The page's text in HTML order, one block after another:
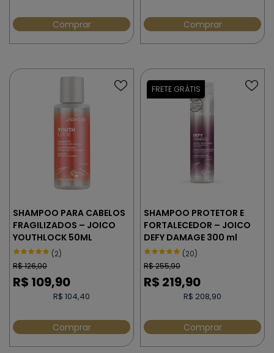
Comprar Comprar
SHAMPOO PARA CABELOS
FRAGILIZADOS – JOICO
YOUTHLOCK 50ML
(2)
R$126,00
R$ 109,90
R$ 104,40
Comprar
SHAMPOO PROTETOR E
FORTALECEDOR – JOICO
DEFY DAMAGE 300 ml
(20)
R$255,90
R$ 219,90
R$ 208,90
Comprar